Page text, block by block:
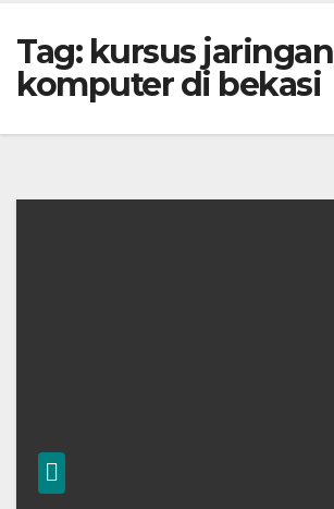
Tag: kursus jaringan
komputer di bekasi